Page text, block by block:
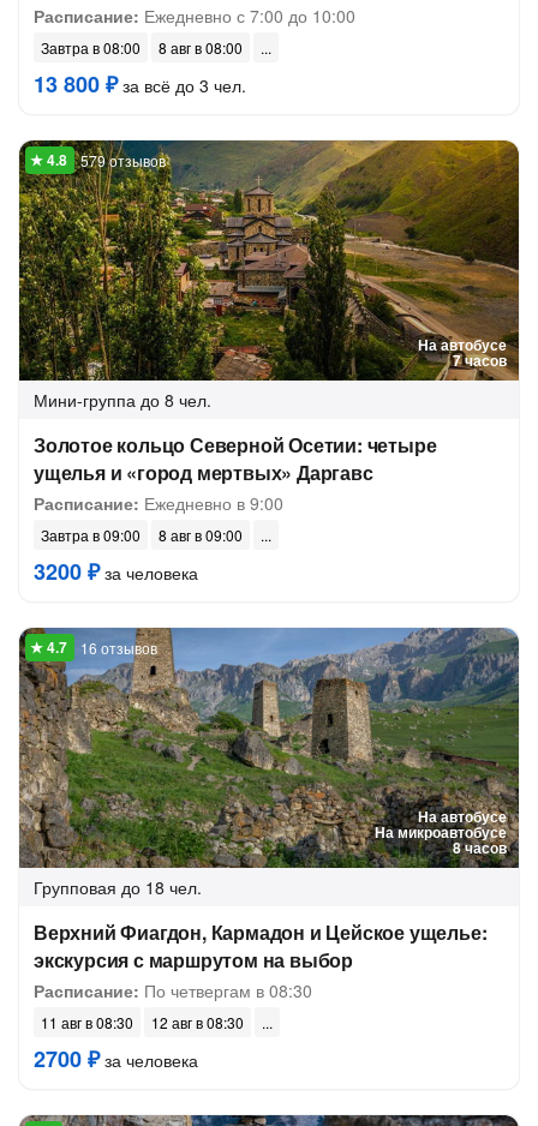
Расписание: Ежедневно с 7:00 до 10:00
Завтра в 08:00 8 авг в 08:00
13 800 ₽за всё до 3 чел.
На автобусе
7 часов
579 отзывов
Мини-группа до 8 чел.
Золотое кольцо Северной Осетии: четыре
ущелья и «город мертвых» Даргавс
Расписание: Ежедневно в 9:00
Завтра в 09:00 8 авг в 09:00
3200 ₽за человека
На автобусе
На микроавтобусе
8 часов
16 отзывов
Групповая до 18 чел.
Верхний Фиагдон, Кармадон и Цейское ущелье:
экскурсия с маршрутом на выбор
Расписание: По четвергам в 08:30
11 авг в 08:30 12 авг в 08:30
2700 ₽за человека